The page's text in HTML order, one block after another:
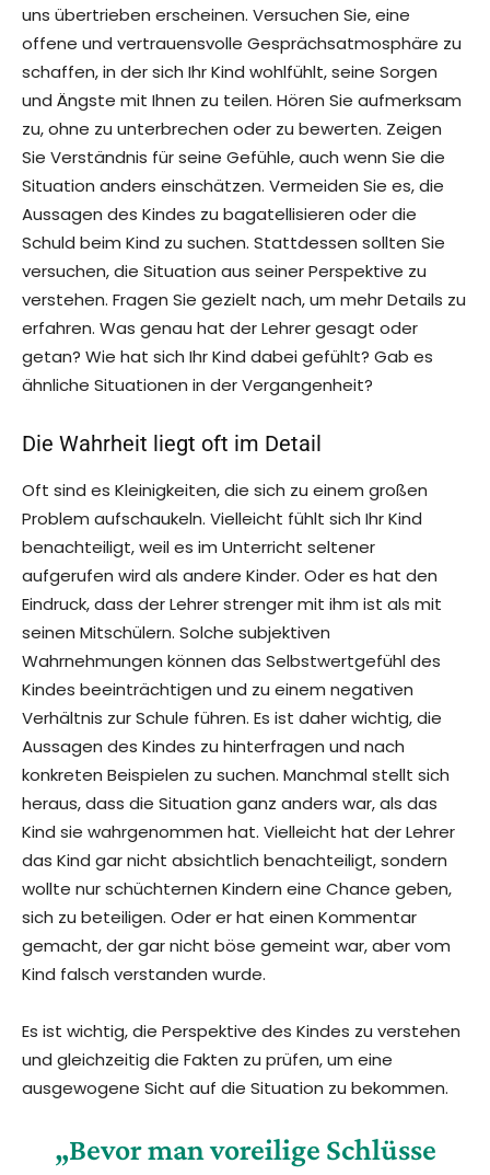
uns übertrieben erscheinen. Versuchen Sie, eine
offene und vertrauensvolle Gesprächsatmosphäre zu
schaffen, in der sich Ihr Kind wohlfühlt, seine Sorgen
und Ängste mit Ihnen zu teilen. Hören Sie aufmerksam
zu, ohne zu unterbrechen oder zu bewerten. Zeigen
Sie Verständnis für seine Gefühle, auch wenn Sie die
Situation anders einschätzen. Vermeiden Sie es, die
Aussagen des Kindes zu bagatellisieren oder die
Schuld beim Kind zu suchen. Stattdessen sollten Sie
versuchen, die Situation aus seiner Perspektive zu
verstehen. Fragen Sie gezielt nach, um mehr Details zu
erfahren. Was genau hat der Lehrer gesagt oder
getan? Wie hat sich Ihr Kind dabei gefühlt? Gab es
ähnliche Situationen in der Vergangenheit?
Die Wahrheit liegt oft im Detail
Oft sind es Kleinigkeiten, die sich zu einem großen
Problem aufschaukeln. Vielleicht fühlt sich Ihr Kind
benachteiligt, weil es im Unterricht seltener
aufgerufen wird als andere Kinder. Oder es hat den
Eindruck, dass der Lehrer strenger mit ihm ist als mit
seinen Mitschülern. Solche subjektiven
Wahrnehmungen können das Selbstwertgefühl des
Kindes beeinträchtigen und zu einem negativen
Verhältnis zur Schule führen. Es ist daher wichtig, die
Aussagen des Kindes zu hinterfragen und nach
konkreten Beispielen zu suchen. Manchmal stellt sich
heraus, dass die Situation ganz anders war, als das
Kind sie wahrgenommen hat. Vielleicht hat der Lehrer
das Kind gar nicht absichtlich benachteiligt, sondern
wollte nur schüchternen Kindern eine Chance geben,
sich zu beteiligen. Oder er hat einen Kommentar
gemacht, der gar nicht böse gemeint war, aber vom
Kind falsch verstanden wurde.
Es ist wichtig, die Perspektive des Kindes zu verstehen
und gleichzeitig die Fakten zu prüfen, um eine
ausgewogene Sicht auf die Situation zu bekommen.
„Bevor man voreilige Schlüsse